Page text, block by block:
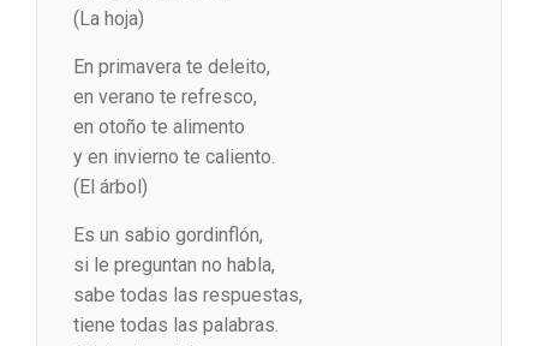
(La hoja)
En primavera te deleito,
en verano te refresco,
en otoño te alimento
y en invierno te caliento.
(El árbol)
Es un sabio gordinflón,
si le preguntan no habla,
sabe todas las respuestas,
tiene todas las palabras.